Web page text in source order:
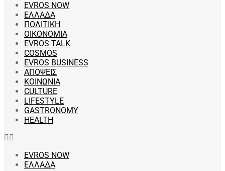
EVROS NOW
ΕΛΛΑΔΑ
ΠΟΛΙΤΙΚΗ
ΟΙΚΟΝΟΜΙΑ
EVROS TALK
COSMOS
EVROS BUSINESS
ΑΠΟΨΕΙΣ
ΚΟΙΝΩΝΙΑ
CULTURE
LIFESTYLE
GASTRONOMY
HEALTH
EVROS NOW
ΕΛΛΑΔΑ